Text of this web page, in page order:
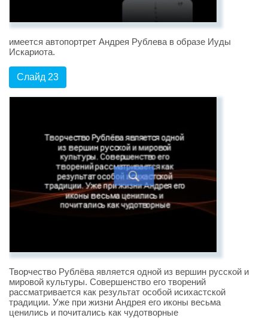
имеется автопортрет Андрея Рублева в образе Иуды
Искариота.
Слайд 23
Творчество Рублёва является одной из вершин русской и
мировой культуры. Совершенство его творений
рассматривается как результат особой исихастской
традиции. Уже при жизни Андрея его иконы весьма
ценились и почитались как чудотворные